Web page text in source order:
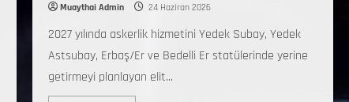
Muaythai Admin 24 Haziran 2026
2027 yılında askerlik hizmetini Yedek Subay, Yedek
Astsubay, Erbaş/Er ve Bedelli Er statülerinde yerine
getirmeyi planlayan elit...